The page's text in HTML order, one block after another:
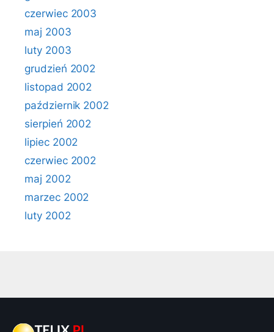
czerwiec 2003
maj 2003
luty 2003
grudzień 2002
listopad 2002
październik 2002
sierpień 2002
lipiec 2002
czerwiec 2002
maj 2002
marzec 2002
luty 2002